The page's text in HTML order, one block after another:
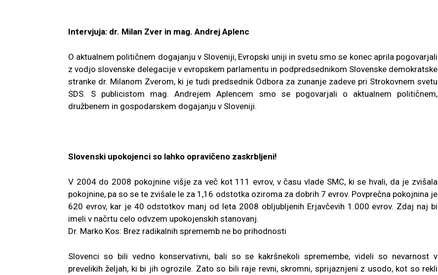
Intervjuja: dr. Milan Zver in mag. Andrej Aplenc
O aktualnem političnem dogajanju v Sloveniji, Evropski uniji in svetu smo se konec aprila pogovarjali
z vodjo slovenske delegacije v evropskem parlamentu in podpredsednikom Slovenske demokratske
stranke dr. Milanom Zverom, ki je tudi predsednik Odbora za zunanje zadeve pri Strokovnem svetu
SDS. S publicistom mag. Andrejem Aplencem smo se pogovarjali o aktualnem političnem,
družbenem in gospodarskem dogajanju v Sloveniji.
Slovenski upokojenci so lahko opravičeno zaskrbljeni!
V 2004 do 2008 pokojnine višje za več kot 111 evrov, v času vlade SMC, ki se hvali, da je zvišala
pokojnine, pa so se te zvišale le za 1,16 odstotka oziroma za dobrih 7 evrov. Povprečna pokojnina je
620 evrov, kar je 40 odstotkov manj od leta 2008 obljubljenih Erjavčevih 1.000 evrov. Zdaj naj bi
imeli v načrtu celo odvzem upokojenskih stanovanj.
Dr. Marko Kos: Brez radikalnih sprememb ne bo prihodnosti
Slovenci so bili vedno konservativni, bali so se kakršnekoli spremembe, videli so nevarnost v
prevelikih željah, ki bi jih ogrozile. Zato so bili raje revni, skromni, sprijaznjeni z usodo, kot so rekli